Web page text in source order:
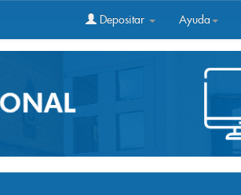
Depositar Ayuda